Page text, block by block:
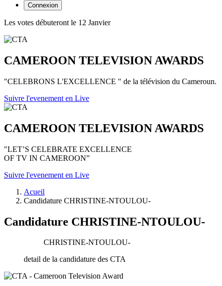
Connexion
Les votes débuteront le 12 Janvier
CAMEROON TELEVISION AWARDS
"CELEBRONS L'EXCELLENCE " de la télévision du Cameroun.
Suivre l'evenement en Live
CAMEROON TELEVISION AWARDS
"LET’S CELEBRATE EXCELLENCE
OF TV IN CAMEROON”
Suivre l'evenement en Live
Acueil
Candidature CHRISTINE-NTOULOU-
Candidature CHRISTINE-NTOULOU-
CHRISTINE-NTOULOU-
detail de la candidature des CTA